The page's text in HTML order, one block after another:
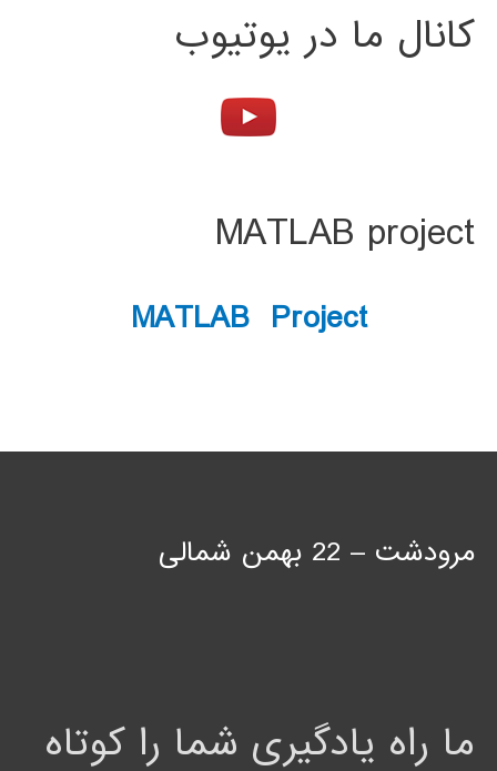
کانال ما در یوتیوب
MATLAB project
MATLAB Project
مرودشت – 22 بهمن شمالی
ما راه یادگیری شما را کوتاه